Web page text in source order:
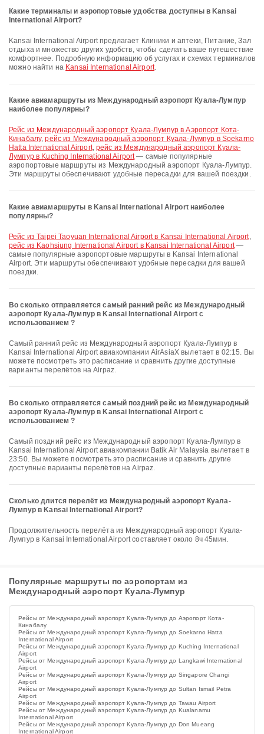
Какие терминалы и аэропортовые удобства доступны в Kansai
International Airport?
Kansai International Airport предлагает Клиники и аптеки, Питание, Зал
отдыха и множество других удобств, чтобы сделать ваше путешествие
комфортнее. Подробную информацию об услугах и схемах терминалов
можно найти на Kansai International Airport.
Какие авиамаршруты из Международный аэропорт Куала-Лумпур
наиболее популярны?
рейс из Международный аэропорт Куала-Лумпур в Аэропорт Кота-
Кинабалу,рейс из Международный аэропорт Куала-Лумпур в Soekarno
Hatta International Airport,рейс из Международный аэропорт Куала-
Лумпур в Kuching International Airport— самые популярные
аэропортовые маршруты из Международный аэропорт Куала-Лумпур.
Эти маршруты обеспечивают удобные пересадки для вашей поездки.
Какие авиамаршруты в Kansai International Airport наиболее
популярны?
рейс из Taipei Taoyuan International Airport в Kansai International Airport,
рейс из Kaohsiung International Airport в Kansai International Airport—
самые популярные аэропортовые маршруты в Kansai International
Airport. Эти маршруты обеспечивают удобные пересадки для вашей
поездки.
Во сколько отправляется самый ранний рейс из Международный
аэропорт Куала-Лумпур в Kansai International Airport с
использованием ?
Самый ранний рейс из Международный аэропорт Куала-Лумпур в
Kansai International Airport авиакомпании AirAsiaX вылетает в 02:15. Вы
можете посмотреть это расписание и сравнить другие доступные
варианты перелётов на Airpaz.
Во сколько отправляется самый поздний рейс из Международный
аэропорт Куала-Лумпур в Kansai International Airport с
использованием ?
Самый поздний рейс из Международный аэропорт Куала-Лумпур в
Kansai International Airport авиакомпании Batik Air Malaysia вылетает в
23:50. Вы можете посмотреть это расписание и сравнить другие
доступные варианты перелётов на Airpaz.
Сколько длится перелёт из Международный аэропорт Куала-
Лумпур в Kansai International Airport?
Продолжительность перелёта из Международный аэропорт Куала-
Лумпур в Kansai International Airport составляет около 8ч 45мин.
Популярные маршруты по аэропортам из
Международный аэропорт Куала-Лумпур
Рейсы от Международный аэропорт Куала-Лумпур до Аэропорт Кота-
Кинабалу
Рейсы от Международный аэропорт Куала-Лумпур до Soekarno Hatta
International Airport
Рейсы от Международный аэропорт Куала-Лумпур до Kuching International
Airport
Рейсы от Международный аэропорт Куала-Лумпур до Langkawi International
Airport
Рейсы от Международный аэропорт Куала-Лумпур до Singapore Changi
Airport
Рейсы от Международный аэропорт Куала-Лумпур до Sultan Ismail Petra
Airport
Рейсы от Международный аэропорт Куала-Лумпур до Tawau Airport
Рейсы от Международный аэропорт Куала-Лумпур до Kualanamu
International Airport
Рейсы от Международный аэропорт Куала-Лумпур до Don Mueang
International Airport